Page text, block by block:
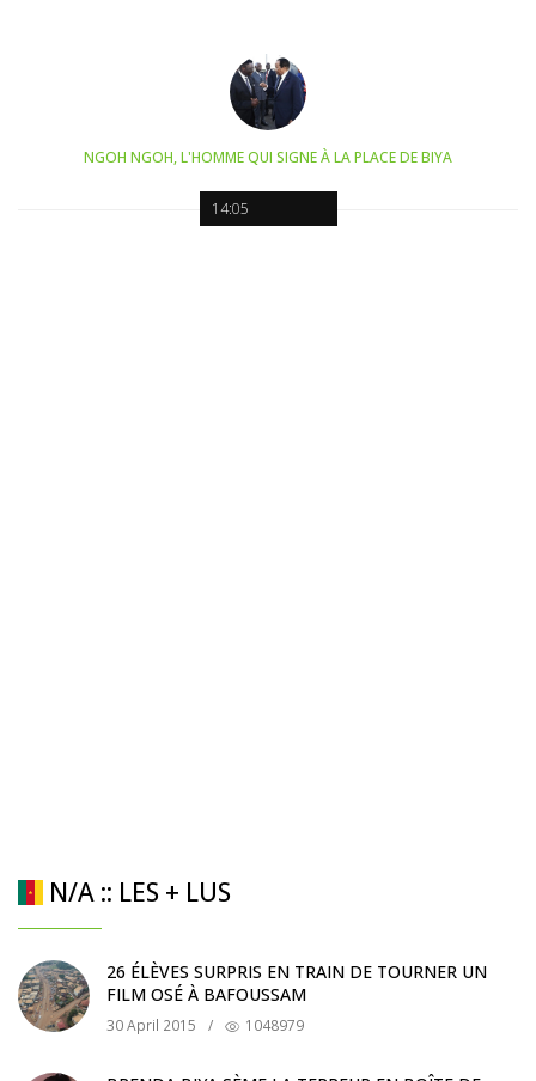
14:05
NGOH NGOH, L'HOMME QUI SIGNE À LA PLACE DE BIYA
N/A :: LES + LUS
26 ÉLÈVES SURPRIS EN TRAIN DE TOURNER UN
FILM OSÉ À BAFOUSSAM
30 April 2015 / 1048979